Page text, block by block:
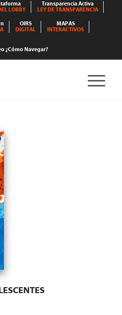
LOBBY
Transparencia Activa
LEY DE TRANSPARENCIA
OIRS
DIGITAL
MAPAS
INTERACTIVOS
¿Cómo Navegar?